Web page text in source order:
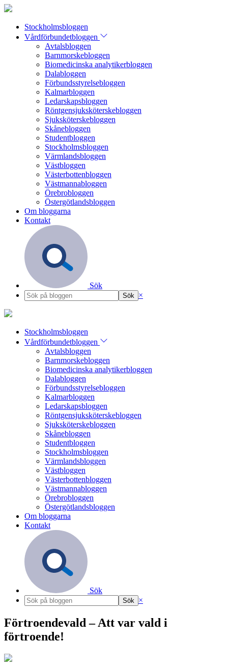
Stockholmsbloggen
Vårdförbundetbloggen
Avtalsbloggen
Barnmorskebloggen
Biomedicinska analytikerbloggen
Dalabloggen
Förbundsstyrelsebloggen
Kalmarbloggen
Ledarskapsbloggen
Röntgensjuksköterskebloggen
Sjuksköterskebloggen
Skånebloggen
Studentbloggen
Stockholmsbloggen
Värmlandsbloggen
Västbloggen
Västerbottenbloggen
Västmannabloggen
Örebrobloggen
Östergötlandsbloggen
Om bloggarna
Kontakt
Sök
×
Stockholmsbloggen
Vårdförbundetbloggen
Avtalsbloggen
Barnmorskebloggen
Biomedicinska analytikerbloggen
Dalabloggen
Förbundsstyrelsebloggen
Kalmarbloggen
Ledarskapsbloggen
Röntgensjuksköterskebloggen
Sjuksköterskebloggen
Skånebloggen
Studentbloggen
Stockholmsbloggen
Värmlandsbloggen
Västbloggen
Västerbottenbloggen
Västmannabloggen
Örebrobloggen
Östergötlandsbloggen
Om bloggarna
Kontakt
Sök
×
Förtroendevald – Att var vald i
förtroende!